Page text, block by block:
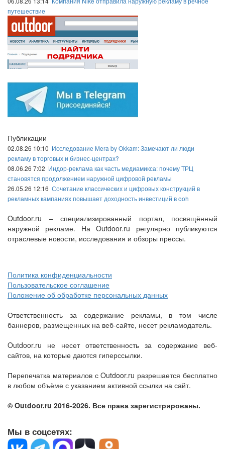
путешествие
Публикации
02.08.26 10:10 Исследование Mera by Okkam: Замечают ли люди
рекламу в торговых и бизнес-центрах?
08.06.26 7:02 Индор-реклама как часть медиамикса: почему ТРЦ
становятся продолжением наружной цифровой рекламы
26.05.26 12:16 Сочетание классических и цифровых конструкций в
рекламных кампаниях повышает доходность инвестиций в ooh
Outdoor.ru – специализированный портал, посвящённый
наружной рекламе. На Outdoor.ru регулярно публикуются
отраслевые новости, исследования и обзоры прессы.
Политика конфиденциальности
Пользовательское соглашение
Положение об обработке персональных данных
Ответственность за содержание рекламы, в том числе
баннеров, размещенных на веб-сайте, несет рекламодатель.
Outdoor.ru не несет ответственность за содержание веб-
сайтов, на которые даются гиперссылки.
Перепечатка материалов с Outdoor.ru разрешается бесплатно
в любом объёме с указанием активной ссылки на сайт.
© Outdoor.ru 2016-2026. Все права зарегистрированы.
Мы в соцсетях: